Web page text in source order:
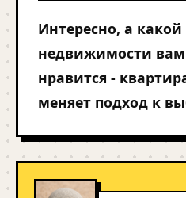
Интересно, а какой
недвижимости
нравится -
меняет подход к